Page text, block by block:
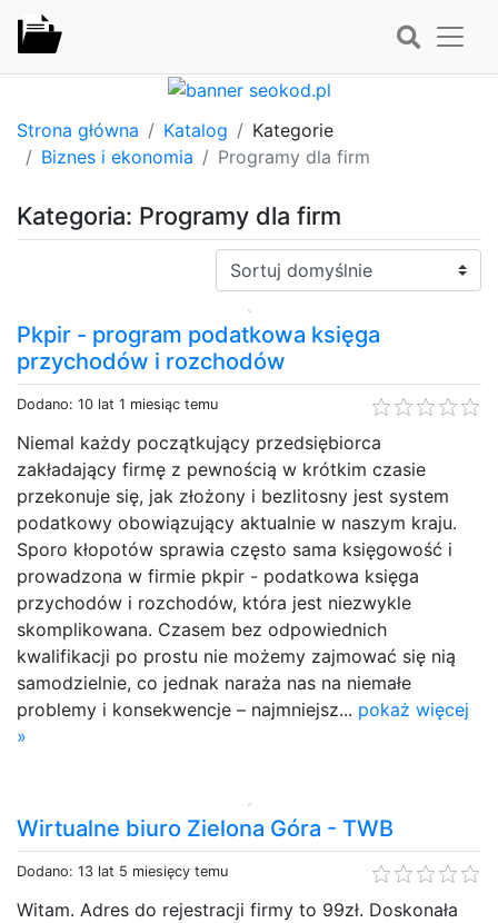
Strona główna Katalog
Kategorie
Biznes i ekonomia
Programy dla firm
Kategoria: Programy dla firm
Sortuj:
Pkpir - program podatkowa księga
przychodów i rozchodów
Dodano: 10 lat 1 miesiąc temu
Niemal każdy początkujący przedsiębiorca
zakładający firmę z pewnością w krótkim czasie
przekonuje się, jak złożony i bezlitosny jest system
podatkowy obowiązujący aktualnie w naszym kraju.
Sporo kłopotów sprawia często sama księgowość i
prowadzona w firmie pkpir - podatkowa księga
przychodów i rozchodów, która jest niezwykle
skomplikowana. Czasem bez odpowiednich
kwalifikacji po prostu nie możemy zajmować się nią
samodzielnie, co jednak naraża nas na niemałe
problemy i konsekwencje – najmniejsz... pokaż więcej
»
Wirtualne biuro Zielona Góra - TWB
Dodano: 13 lat 5 miesięcy temu
Witam. Adres do rejestracji firmy to 99zł. Doskonała